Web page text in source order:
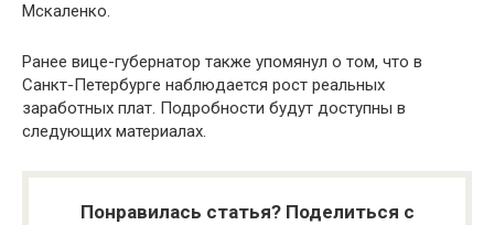
Мскаленко.
Ранее вице-губернатор также упомянул о том, что в
Санкт-Петербурге наблюдается рост реальных
заработных плат. Подробности будут доступны в
следующих материалах.
Понравилась статья? Поделиться с